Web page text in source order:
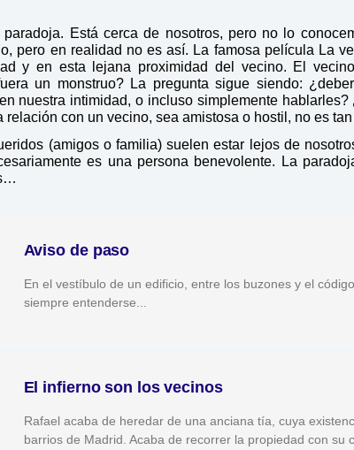
Está cerca de nosotros, pero no lo
pero en realidad no es así. La famosa película La
y en esta lejana proximidad del vecino. El
un monstruo? La pregunta sigue siendo:
nuestra intimidad, o incluso simplemente
relación con un vecino, sea amistosa o hostil, no es
(amigos o familia) suelen estar lejos de
es una persona benevolente. La
Aviso de paso
En el vestíbulo de un edificio, entre los buzones y el
siempre entenderse...
El infierno son los vecinos
Rafael acaba de heredar de una anciana tía, cuya
barrios de Madrid. Acaba de recorrer la propiedad con